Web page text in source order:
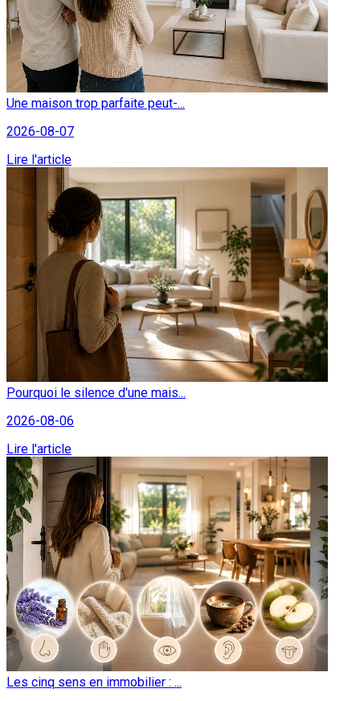
Une maison trop parfaite peut-...
2026-08-07
Lire l'article
Pourquoi le silence d'une mais...
2026-08-06
Lire l'article
Les cinq sens en immobilier : ...